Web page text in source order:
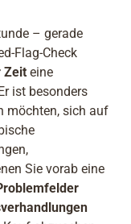
– gerade
Flag-Check
Zeit eine
ist besonders
möchten, sich auf
Sie vorab eine